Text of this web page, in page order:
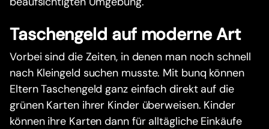
Taschengeld auf moderne Art
Vorbei sind die Zeiten, in denen man noch schnell
nach Kleingeld suchen musste. Mit bunq können
Eltern Taschengeld ganz einfach direkt auf die
grünen Karten ihrer Kinder überweisen. Kinder
können ihre Karten dann für alltägliche Einkäufe